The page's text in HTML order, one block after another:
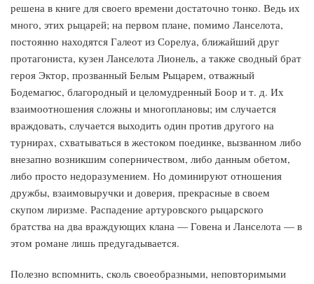
решена в книге для своего времени достаточно тонко. Ведь их
много, этих рыцарей; на первом плане, помимо Ланселота,
постоянно находятся Галеот из Сорелуа, ближайший друг
протагониста, кузен Ланселота Лионель, а также сводный брат
героя Эктор, прозванный Белым Рыцарем, отважный
Бодемагюс, благородный и целомудренный Боор и т. д. Их
взаимоотношения сложны и многоплановы; им случается
враждовать, случается выходить один против другого на
турнирах, схватываться в жестоком поединке, вызванном либо
внезапно возникшим соперничеством, либо данным обетом,
либо просто недоразумением. Но доминируют отношения
дружбы, взаимовыручки и доверия, прекрасные в своем
скупом лиризме. Распадение артуровского рыцарского
братства на два враждующих клана — Говена и Ланселота — в
этом романе лишь предугадывается.
Полезно вспомнить, сколь своеобразными, неповторимыми